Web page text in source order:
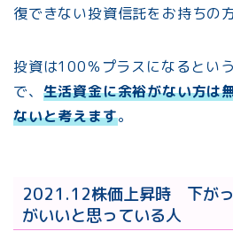
復できない投資信託をお持ちの
投資は100％プラスになるとい
で、 生活資金に余裕がない方は
ないと考えます。
2021.12株価上昇時 下が
がいいと思っている人